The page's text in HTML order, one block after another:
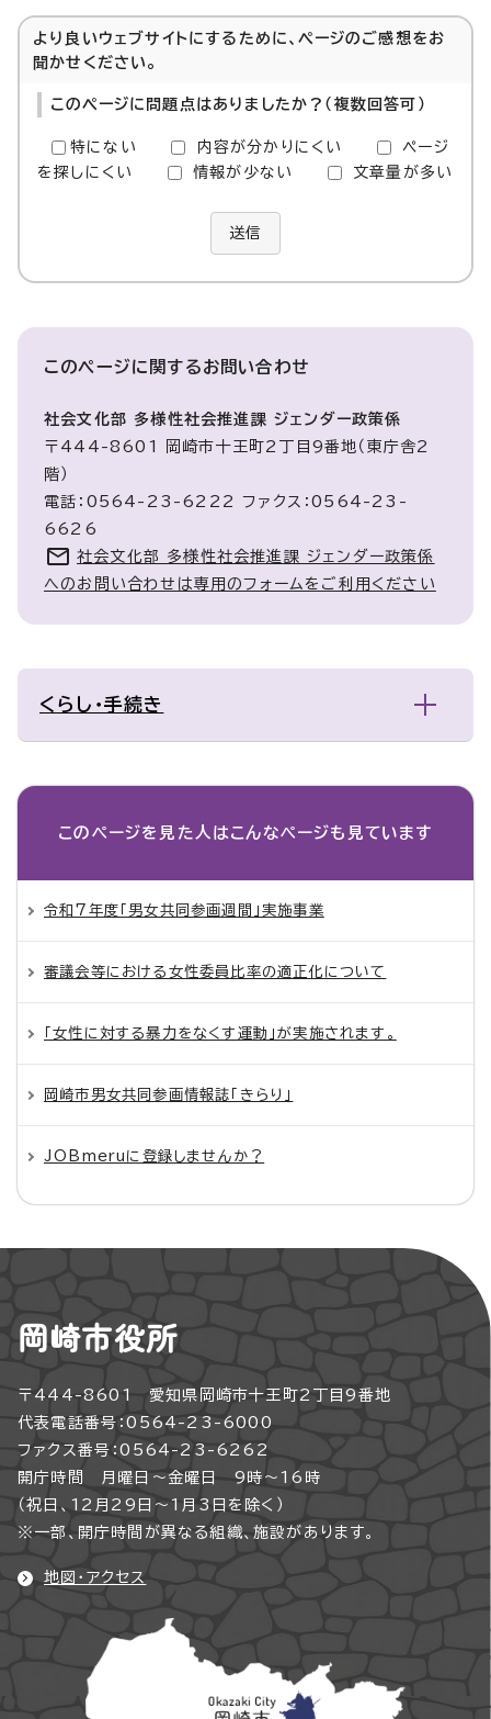
より良いウェブサイトにするために、ページのご感想をお
聞かせください。
このページに問題点はありましたか？（複数回答可）
特にない 内容が分かりにくい
ページ
を探しにくい
情報が少ない 文章量が多い
送信
このページに関するお問い合わせ
社会文化部 多様性社会推進課 ジェンダー政策係
〒444-8601 岡崎市十王町2丁目9番地（東庁舎2
階）
電話：0564-23-6222 ファクス：0564-23-
6626
社会文化部 多様性社会推進課 ジェンダー政策係
へのお問い合わせは専用のフォームをご利用ください
くらし・手続き
このページを見た人は こんなページも見ています
令和7年度「男女共同参画週間」実施事業
審議会等における女性委員比率の適正化について
「女性に対する暴力をなくす運動」が実施されます。
岡崎市男女共同参画情報誌「きらり」
JOBmeruに登録しませんか？
岡崎市役所
〒444-8601 愛知県岡崎市十王町2丁目9番地
代表電話番号：0564-23-6000
ファクス番号：0564-23-6262
開庁時間 月曜日～金曜日 9時～16時
（祝日、12月29日～1月3日を除く）
※一部、開庁時間が異なる組織、施設があります。
地図・アクセス